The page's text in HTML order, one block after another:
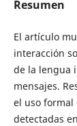
Resumen
El artículo
interacción
de la lengua
mensajes.
el uso formal
detectadas